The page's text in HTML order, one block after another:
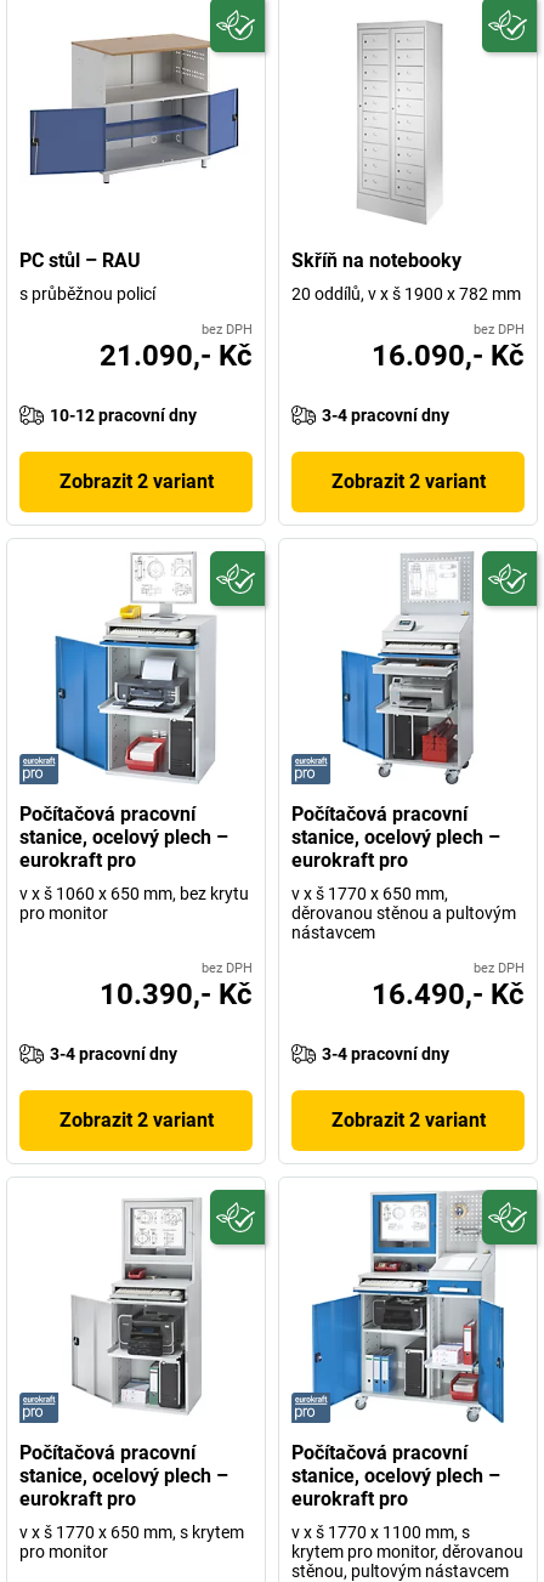
PC stůl – RAU
s průběžnou policí
bez DPH
21.090,- Kč
10-12 pracovní dny
Zobrazit 2 variant
Skříň na notebooky
20 oddílů, v x š 1900 x 782 mm
bez DPH
16.090,- Kč
3-4 pracovní dny
Zobrazit 2 variant
Počítačová pracovní
stanice, ocelový plech –
eurokraft pro
v x š 1060 x 650 mm, bez krytu
pro monitor
bez DPH
10.390,- Kč
3-4 pracovní dny
Zobrazit 2 variant
Počítačová pracovní
stanice, ocelový plech –
eurokraft pro
v x š 1770 x 650 mm,
děrovanou stěnou a pultovým
nástavcem
bez DPH
16.490,- Kč
3-4 pracovní dny
Zobrazit 2 variant
Počítačová pracovní
stanice, ocelový plech –
eurokraft pro
v x š 1770 x 650 mm, s krytem
pro monitor
Počítačová pracovní
stanice, ocelový plech –
eurokraft pro
v x š 1770 x 1100 mm, s
krytem pro monitor, děrovanou
stěnou, pultovým nástavcem